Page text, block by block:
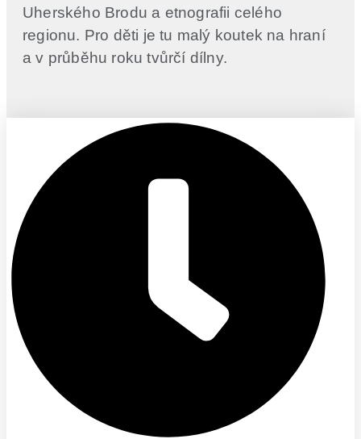
Uherského Brodu a etnografii celého
regionu. Pro děti je tu malý koutek na hraní
a v průběhu roku tvůrčí dílny.